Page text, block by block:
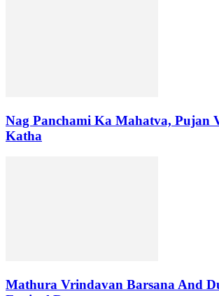
Nag Panchami Ka Mahatva, Pujan
Katha
Mathura Vrindavan Barsana And